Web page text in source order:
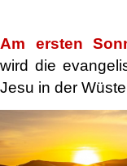
Am ersten
wird die
Jesu in der